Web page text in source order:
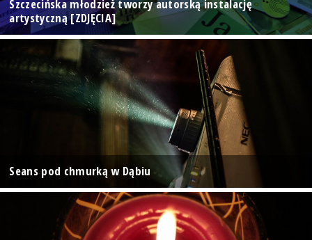
Szczecińska młodzież tworzy autorską instalację
artystyczną [ZDJĘCIA]
Seans pod chmurką w Dąbiu